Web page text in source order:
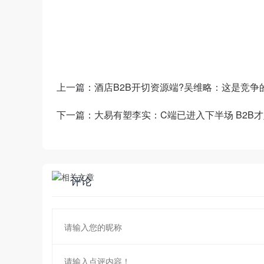
上一篇： 酒店B2B开切资源端?吴维略：这是竞争
下一篇： 大易有塑李实：C端已进入下半场 B2B
评论